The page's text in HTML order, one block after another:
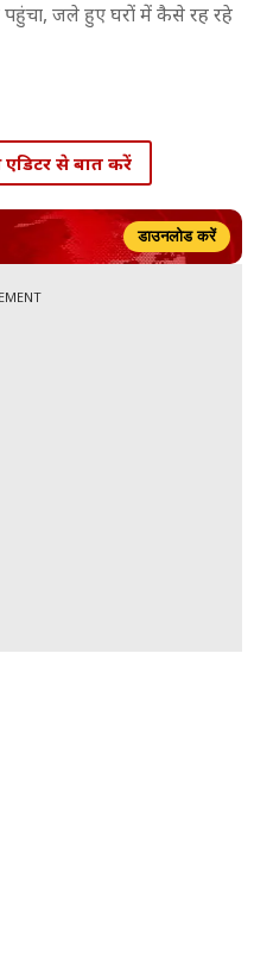
जले हुए घरों में कैसे रह रहे
एडिटर से बात करें
डाउनलोड करें